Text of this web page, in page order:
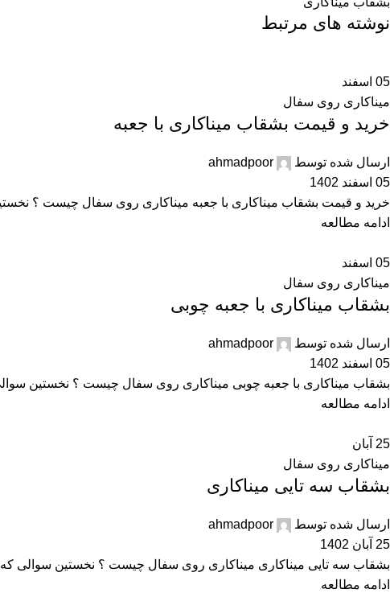
نوشته های مرتبط
05 اسفند
میناکاری روی سفال
خرید و قیمت بشقاب میناکاری با جعبه
ارسال شده توسط
ahmadpoor
05 اسفند 1402
خرید و قیمت بشقاب میناکاری با جعبه میناکاری روی سفال چیست ؟
ادامه مطالعه
05 اسفند
میناکاری روی سفال
بشقاب میناکاری با جعبه چوبی
ارسال شده توسط
ahmadpoor
05 اسفند 1402
بشقاب میناکاری با جعبه چوبی میناکاری روی سفال چیست ؟ نخستین
ادامه مطالعه
25 آبان
میناکاری روی سفال
بشقاب سه تایی میناکاری
ارسال شده توسط
ahmadpoor
25 آبان 1402
بشقاب سه تایی میناکاری میناکاری روی سفال چیست ؟ نخستین سوالی
ادامه مطالعه